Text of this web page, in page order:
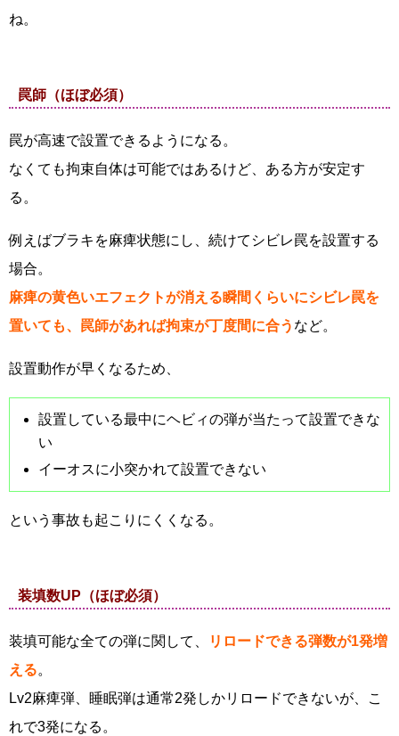
ね。
罠師（ほぼ必須）
罠が高速で設置できるようになる。
なくても拘束自体は可能ではあるけど、ある方が安定す
る。
例えばブラキを麻痺状態にし、続けてシビレ罠を設置する
場合。
麻痺の黄色いエフェクトが消える瞬間くらいにシビレ罠を
置いても、罠師があれば拘束が丁度間に合う など。
設置動作が早くなるため、
設置している最中にヘビィの弾が当たって設置できな
い
イーオスに小突かれて設置できない
という事故も起こりにくくなる。
装填数UP（ほぼ必須）
装填可能な全ての弾に関して、
リロードできる弾数が1発増
える。
Lv2麻痺弾、睡眠弾は通常2発しかリロードできないが、こ
れで3発になる。